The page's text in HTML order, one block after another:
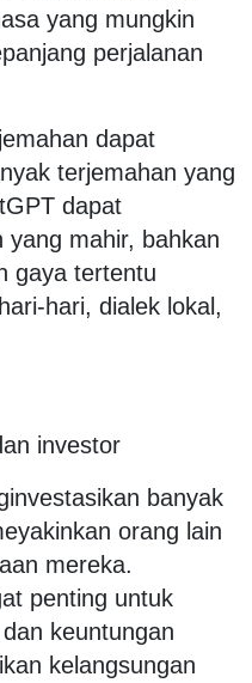
yang mungkin
perjalanan
dapat
terjemahan yang
dapat
yang mahir, bahkan
gaya tertentu
hari, dialek lokal,
investor
banyak
orang lain
mereka.
penting untuk
keuntungan
kelangsungan